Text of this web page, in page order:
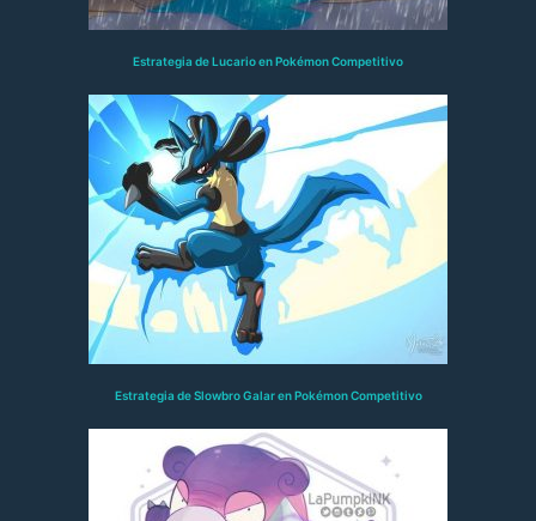
Estrategia de Lucario en Pokémon Competitivo
Estrategia de Slowbro Galar en Pokémon Competitivo